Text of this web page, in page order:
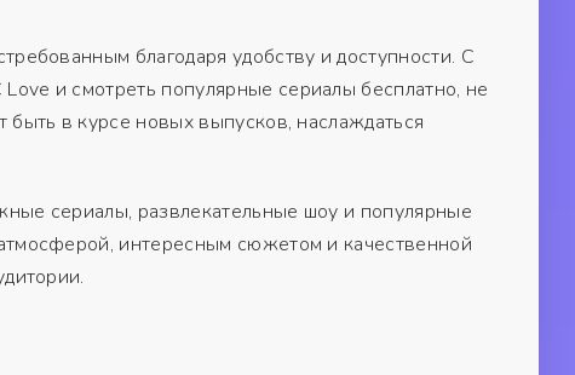
благодаря удобству и доступности. С
и смотреть популярные сериалы бесплатно, не
в курсе новых выпусков, наслаждаться
сериалы, развлекательные шоу и популярные
интересным сюжетом и качественной